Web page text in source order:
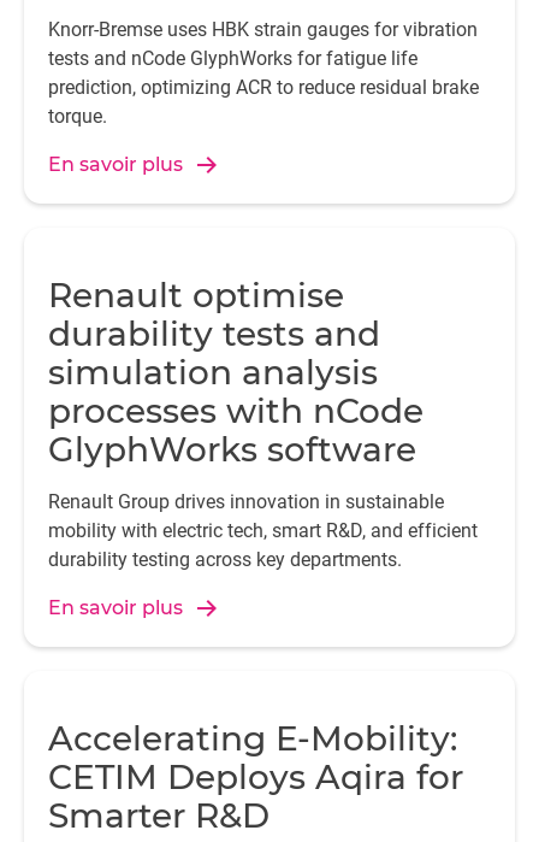
Knorr-Bremse uses HBK strain gauges for vibration
tests and nCode GlyphWorks for fatigue life
prediction, optimizing ACR to reduce residual brake
torque.
En savoir plus
Renault optimise
durability tests and
simulation analysis
processes with nCode
GlyphWorks software
Renault Group drives innovation in sustainable
mobility with electric tech, smart R&D, and efficient
durability testing across key departments.
En savoir plus
Accelerating E-Mobility:
CETIM Deploys Aqira for
Smarter R&D